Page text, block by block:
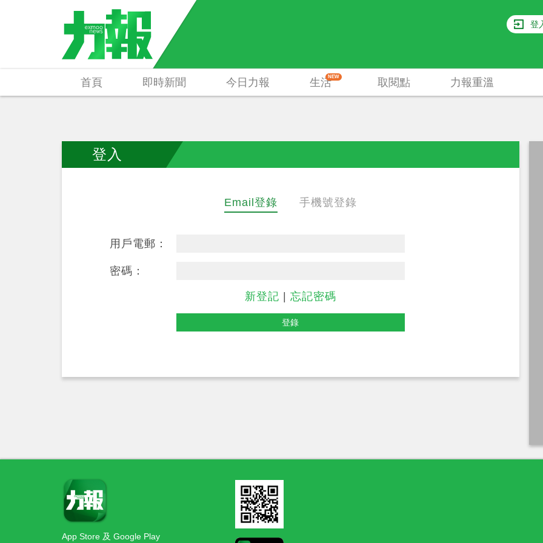
登
首頁 即時新聞 今日力報 生活NEW 取閱點 力報重溫
登入
Email登錄 手機號登錄
用戶電郵：
密碼：
新登記 忘記密碼
App Store 及 Google Play